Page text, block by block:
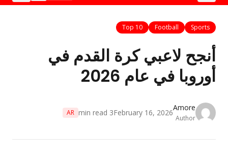
Sports
Football
Top 10
أنجح لاعبي كرة القدم في
أوروبا في عام 2026
Amore
Author
February 16, 2026
3
AR